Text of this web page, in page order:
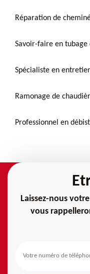
Réparation de
Savoir-faire en tubage
Spécialiste en
Ramonage de
Professionnel en
Laissez-nous
vous